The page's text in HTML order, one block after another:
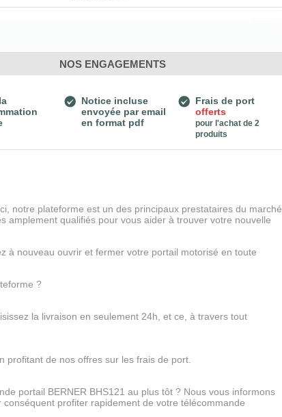
NOS ENGAGEMENTS
Notice incluse
envoyée par email
en format pdf
Frais de port
offerts
pour l'achat de 2
produits
notre plateforme est un des principaux prestataires du marché
amplement qualifiés pour vous aider à trouver votre nouvelle
à nouveau ouvrir et fermer votre portail motorisé en toute
?
la livraison en seulement 24h, et ce, à travers tout
profitant de nos offres sur les frais de port.
portail BERNER BHS121 au plus tôt ? Nous vous informons
profiter rapidement de votre télécommande